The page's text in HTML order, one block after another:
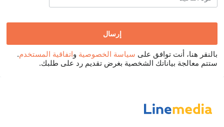
بالنقر هنا، أنت توافق على سياسة الخصوصية واتفاقية المستخدم.
ستتم معالجة بياناتك الشخصية بغرض تقديم رد على طلبك.